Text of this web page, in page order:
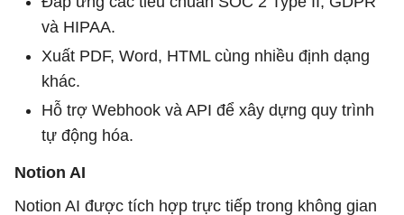
và HIPAA.
Xuất PDF, Word, HTML cùng nhiều định dạng
khác.
Hỗ trợ Webhook và API để xây dựng quy trình
tự động hóa.
Notion AI
Notion AI được tích hợp trực tiếp trong không gian